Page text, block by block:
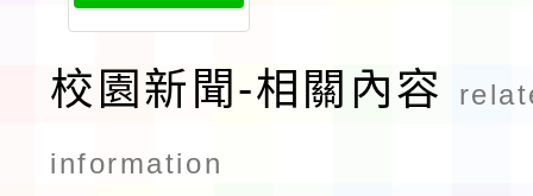
校園新聞-相關內容
information